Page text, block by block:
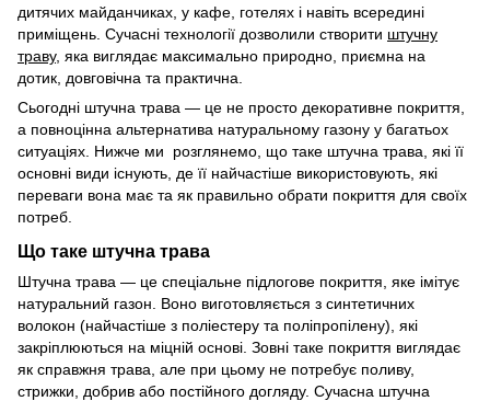
дитячих майданчиках, у кафе, готелях і навіть всередині
приміщень. Сучасні технології дозволили створити штучну
траву, яка виглядає максимально природно, приємна на
дотик, довговічна та практична.
Сьогодні штучна трава — це не просто декоративне покриття,
а повноцінна альтернатива натуральному газону у багатьох
ситуаціях. Нижче ми розглянемо, що таке штучна трава, які її
основні види існують, де її найчастіше використовують, які
переваги вона має та як правильно обрати покриття для своїх
потреб.
Що таке штучна трава
Штучна трава — це спеціальне підлогове покриття, яке імітує
натуральний газон. Воно виготовляється з синтетичних
волокон (найчастіше з поліестеру та поліпропілену), які
закріплюються на міцній основі. Зовні таке покриття виглядає
як справжня трава, але при цьому не потребує поливу,
стрижки, добрив або постійного догляду. Сучасна штучна